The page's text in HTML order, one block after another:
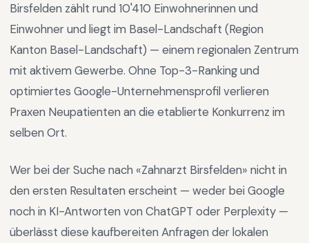
Birsfelden zählt rund 10'410 Einwohnerinnen und
Einwohner und liegt im Basel-Landschaft (Region
Kanton Basel-Landschaft) — einem regionalen Zentrum
mit aktivem Gewerbe. Ohne Top-3-Ranking und
optimiertes Google-Unternehmensprofil verlieren
Praxen Neupatienten an die etablierte Konkurrenz im
selben Ort.
Wer bei der Suche nach «Zahnarzt Birsfelden» nicht in
den ersten Resultaten erscheint — weder bei Google
noch in KI-Antworten von ChatGPT oder Perplexity —
überlässt diese kaufbereiten Anfragen der lokalen